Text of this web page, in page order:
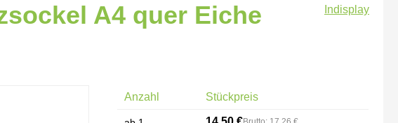
A4 quer Eiche Indisplay
Anzahl Stückpreis